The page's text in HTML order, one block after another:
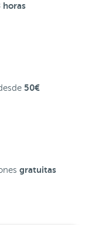
horas
50€
gratuitas